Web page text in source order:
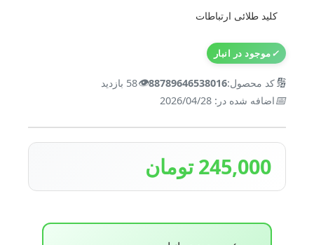
کلید طلائی ارتباطات
✓موجود در انبار
🔢کد محصول:88789646538016
👁️58 بازدید
📅اضافه شده در: 2026/04/28
245,000 تومان